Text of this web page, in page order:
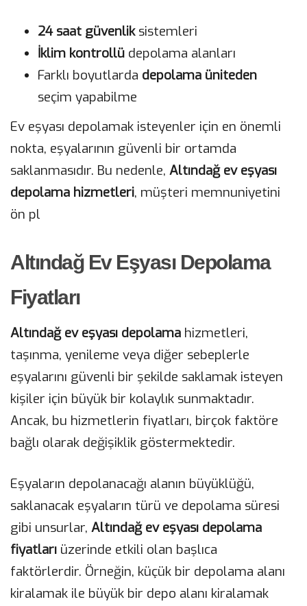
24 saat güvenliksistemleri
İklim kontrollü depolama alanları
Farklı boyutlarda depolama üniteden
seçim yapabilme
Ev eşyası depolamak isteyenler için en önemli
nokta, eşyalarının güvenli bir ortamda
saklanmasıdır. Bu nedenle, Altındağ ev eşyası
depolama hizmetleri, müşteri memnuniyetini
ön pl
Altındağ Ev Eşyası Depolama
Fiyatları
Altındağ ev eşyası depolama hizmetleri,
taşınma, yenileme veya diğer sebeplerle
eşyalarını güvenli bir şekilde saklamak isteyen
kişiler için büyük bir kolaylık sunmaktadır.
Ancak, bu hizmetlerin fiyatları, birçok faktöre
bağlı olarak değişiklik göstermektedir.
Eşyaların depolanacağı alanın büyüklüğü,
saklanacak eşyaların türü ve depolama süresi
gibi unsurlar, Altındağ ev eşyası depolama
fiyatları üzerinde etkili olan başlıca
faktörlerdir. Örneğin, küçük bir depolama alanı
kiralamak ile büyük bir depo alanı kiralamak